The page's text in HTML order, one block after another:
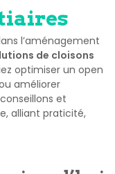
l’aménagement
de cloisons
optimiser un open
améliorer
et
alliant praticité,